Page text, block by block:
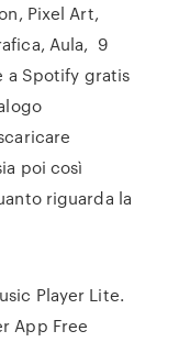
Pixel Art,
Aula, 9
a Spotify gratis
poi così
riguarda la
Player Lite.
App Free